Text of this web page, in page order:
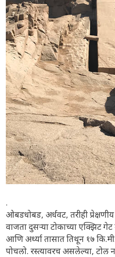
.
ओबडधोबड, अर्धवट, तरीही
वाजता दुसऱ्या टोकाच्या एक्झिट
आणि अर्ध्या तासात तिथून १७
पोचलो. रस्त्यावरच असलेल्या, टोल